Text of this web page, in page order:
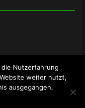
Rechte vorbehalten.
Bereitgestellt von
Nutzerfahrung
weiter nutzt,
ausgegangen.